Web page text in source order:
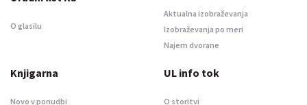
O glasilu
Aktualna izobraževanja
Izobraževanja po meri
Najem dvorane
Knjigarna
Novo v ponudbi
UL info tok
O storitvi